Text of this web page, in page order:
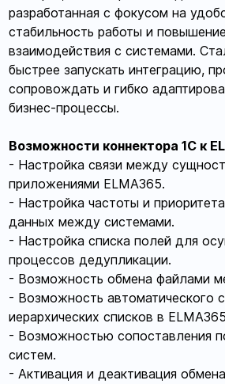
разработанная с фокусом на
стабильность работы и
взаимодействия с системами.
быстрее запускать интеграцию,
сопровождать и гибко
бизнес-процессы.
Возможности коннектора 1С к
- Настройка связи между
приложениями ELMA365.
- Настройка частоты и
данных между системами.
- Настройка списка полей для
процессов дедупликации.
- Возможность обмена файлами
- Возможность автоматического
иерархических списков в
- Возможностью сопоставления
систем.
- Активация и деактивация